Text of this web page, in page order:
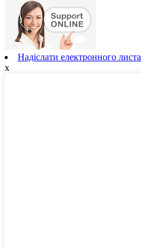
Надіслати електронного листа
x